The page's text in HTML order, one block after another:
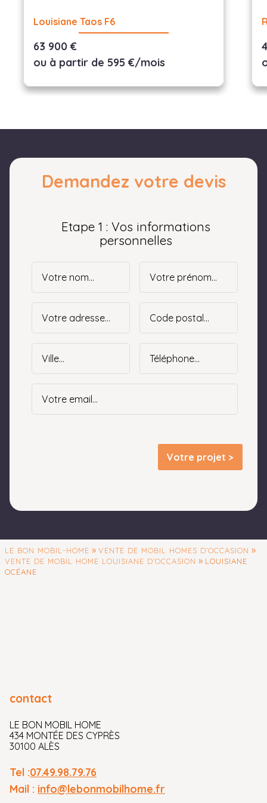
Louisiane Taos F6
63 900 €
ou à partir de 595 €/mois
Demandez votre devis
Etape 1 : Vos informations
personnelles
Votre projet >
LE BON MOBIL-HOME » VENTE DE MOBIL HOMES D’OCCASION »
VENTE DE MOBIL HOME LOUISIANE D'OCCASION » LOUISIANE
OCÉANE
contact
LE BON MOBIL HOME
434 MONTÉE DES CYPRÈS
30100 ALÈS
Tel :07.49.98.79.76
Mail : info@lebonmobilhome.fr